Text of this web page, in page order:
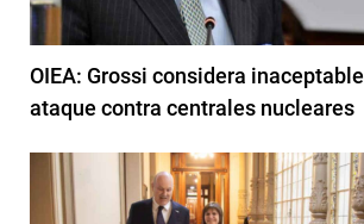
OIEA: Grossi considera
ataque contra centrales nucleares